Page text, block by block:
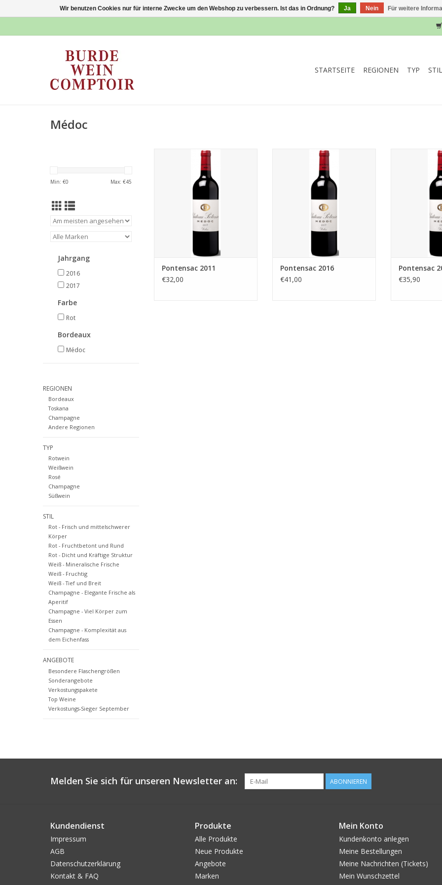
STARTSEITE REGIONEN TYP STIL
Médoc
Min: €0 Max: €45
Jahrgang
2016
2017
Farbe
Rot
Bordeaux
Médoc
REGIONEN
Bordeaux
Toskana
Champagne
Andere Regionen
TYP
Rotwein
Weißwein
Rosé
Champagne
Süßwein
STIL
Rot - Frisch und mittelschwerer
Körper
Rot - Fruchtbetont und Rund
Rot - Dicht und Kräftige Struktur
Weiß - Mineralische Frische
Weiß - Fruchtig
Weiß - Tief und Breit
Champagne - Elegante Frische als
Aperitif
Champagne - Viel Körper zum
Essen
Champagne - Komplexität aus
dem Eichenfass
ANGEBOTE
Besondere Flaschengrößen
Sonderangebote
Verkostungspakete
Top Weine
Verkostungs-Sieger September
Pontensac 2011
ZUM WARENKORB HINZUFÜGEN
Pontensac 2011
€32,00
Pontensac 2016
ZUM WARENKORB HINZUFÜGEN
Pontensac 2016
€41,00
ZUM
Pontensac
€35,90
Melden Sie sich für unseren Newsletter an: ABONNIEREN
Kundendienst
Impressum
AGB
Datenschutzerklärung
Kontakt & FAQ
Produkte
Alle Produkte
Neue Produkte
Angebote
Marken
Mein Konto
Kundenkonto anlegen
Meine Bestellungen
Meine Nachrichten (Tickets)
Mein Wunschzettel
Wir benutzen Cookies nur für interne Zwecke um den Webshop zu verbessern. Ist das in Ordnung? Ja Nein Für weitere